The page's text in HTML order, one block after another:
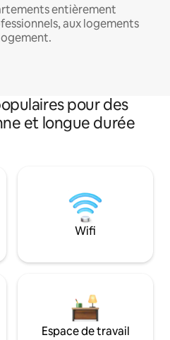
entièrement
aux logements
pour des
et longue durée
Wifi
Espace de travail